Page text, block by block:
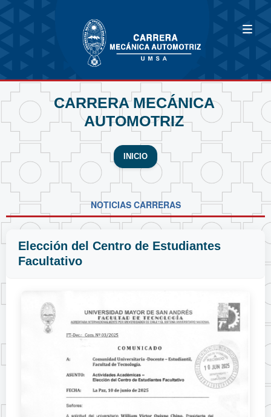
CARRERA MECÁNICA
AUTOMOTRIZ
INICIO
NOTICIAS CARRERAS
Elección del Centro de Estudiantes
Facultativo